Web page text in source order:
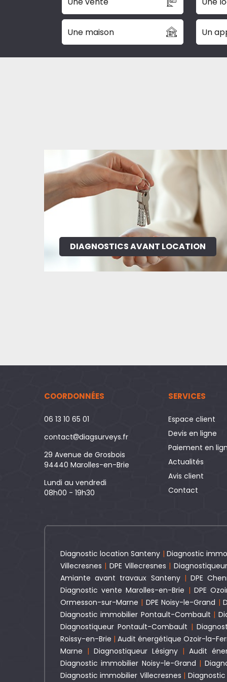
Une maison Un
DIAGNOSTICS AVANT LOCATION
COORDONNÉES
06 13 10 65 01
contact
diagsurveys.fr
29 Avenue de Grosbois
94440 Marolles-en-Brie
Lundi au vendredi
08h00 - 19h30
SERVICES
Espace client
Devis en ligne
Paiement en
Actualités
Avis client
Contact
Diagnostic location Santeny | Diagnostic
Villecresnes | DPE Villecresnes |
Amiante avant travaux Santeny|DPE
Diagnostic vente Marolles-en-Brie | DPE
Ormesson-sur-Marne | DPE Noisy-le-Grand |
Diagnostic immobilier Pontault-Combault |
Diagnostiqueur Pontault-Combault |
Roissy-en-Brie | Audit énergétique Ozoir-la-
Marne |Diagnostiqueur Lésigny |Audit
Diagnostic immobilier Noisy-le-Grand |
Diagnostic immobilier Villecresnes |